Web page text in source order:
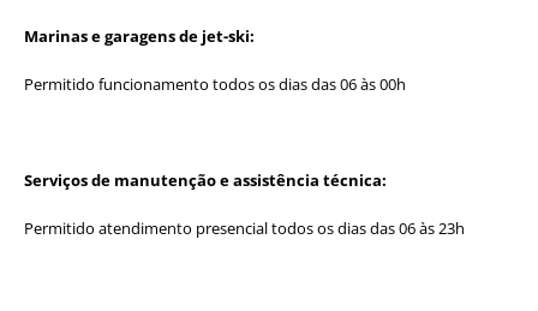
Marinas e garagens de jet-ski:
Permitido funcionamento todos os dias das 06 às 00h
Serviços de manutenção e assistência técnica:
Permitido atendimento presencial todos os dias das 06 às 23h